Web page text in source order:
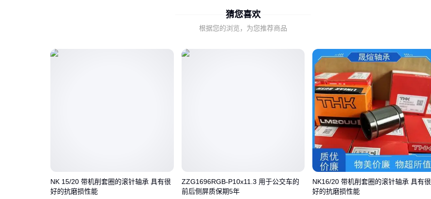
干预型，以及配合专用燃油添加剂的化学协同型。前者对车辆
电子架构敏感，后者依赖燃油品质的稳定性。
参数调整权限，再考虑燃油标号与插头工作范围的匹配度。
二、为什么同款插头在不同车型上效果差异明显？
ECU信号干预型插头的实际效果受三个层面制约：
车辆OBD协议版本决定信号传输的兼容性
原厂ECU的加密等级影响参数改写深度
发动机工况传感器的精度会反馈修正插头信号
燃油添加剂协同型产品则需要考虑：
当地燃油基础辛烷值与添加剂提升空间的匹配度
猜您喜欢
根据您的浏览，为您推荐商品
NK 15/20 带机削套圈的滚针轴承 具有很
好的抗磨损性能
ZZG1696RGB-P10x11.3 用于公交车的
前后侧屏质保期5年
NK16/20 带机削套圈的滚针轴承 具有很
好的抗磨损性能